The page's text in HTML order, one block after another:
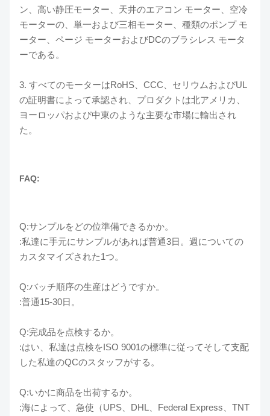
ン、高い静圧モーター、天井のエアコン モーター、空冷
モーターの、単一および三相モーター、種類のポンプ モ
ーター、ページ モーターおよびDCのブラシレス モータ
ーである。
3. すべてのモーターはRoHS、CCC、セリウムおよびUL
の証明書によって承認され、プロダクトは北アメリカ、
ヨーロッパおよび中東のような主要な市場に輸出され
た。
FAQ:
Q:サンプルをどの位準備できるかか。
:私達に手元にサンプルがあれば普通3日。週についての
カスタマイズされた1つ。
Q:バッチ順序の生産はどうですか。
:普通15-30日。
Q:完成品を点検するか。
:はい、私達は点検をISO 9001の標準に従ってそして支配
した私達のQCのスタッフがする。
Q:いかに商品を出荷するか。
:海によって、急使（UPS、DHL、Federal Express、TNT